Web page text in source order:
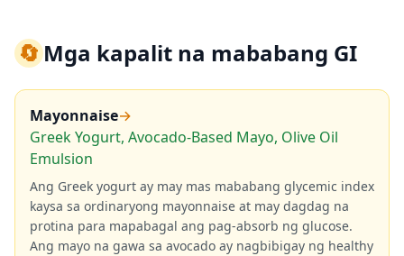
🔄Mga kapalit na mababang GI
Mayonnaise→
Greek Yogurt, Avocado-Based Mayo, Olive Oil
Emulsion
Ang Greek yogurt ay may mas mababang glycemic index
kaysa sa ordinaryong mayonnaise at may dagdag na
protina para mapabagal ang pag-absorb ng glucose.
Ang mayo na gawa sa avocado ay nagbibigay ng healthy